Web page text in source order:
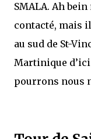
SMALA. Ah bein
contacté, mais
au sud de St-
Martinique
pourrons nous